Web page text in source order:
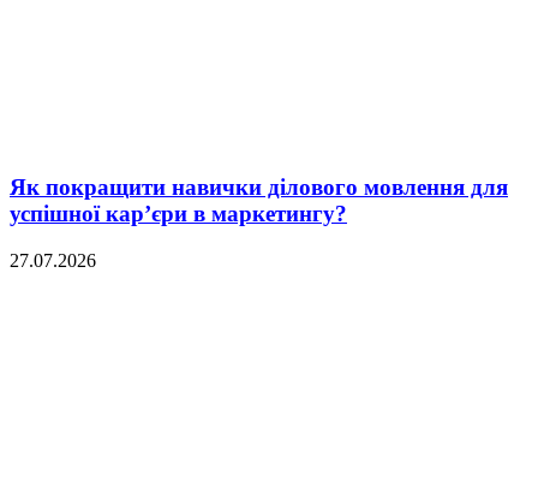
Як покращити навички ділового мовлення для
успішної кар’єри в маркетингу?
27.07.2026